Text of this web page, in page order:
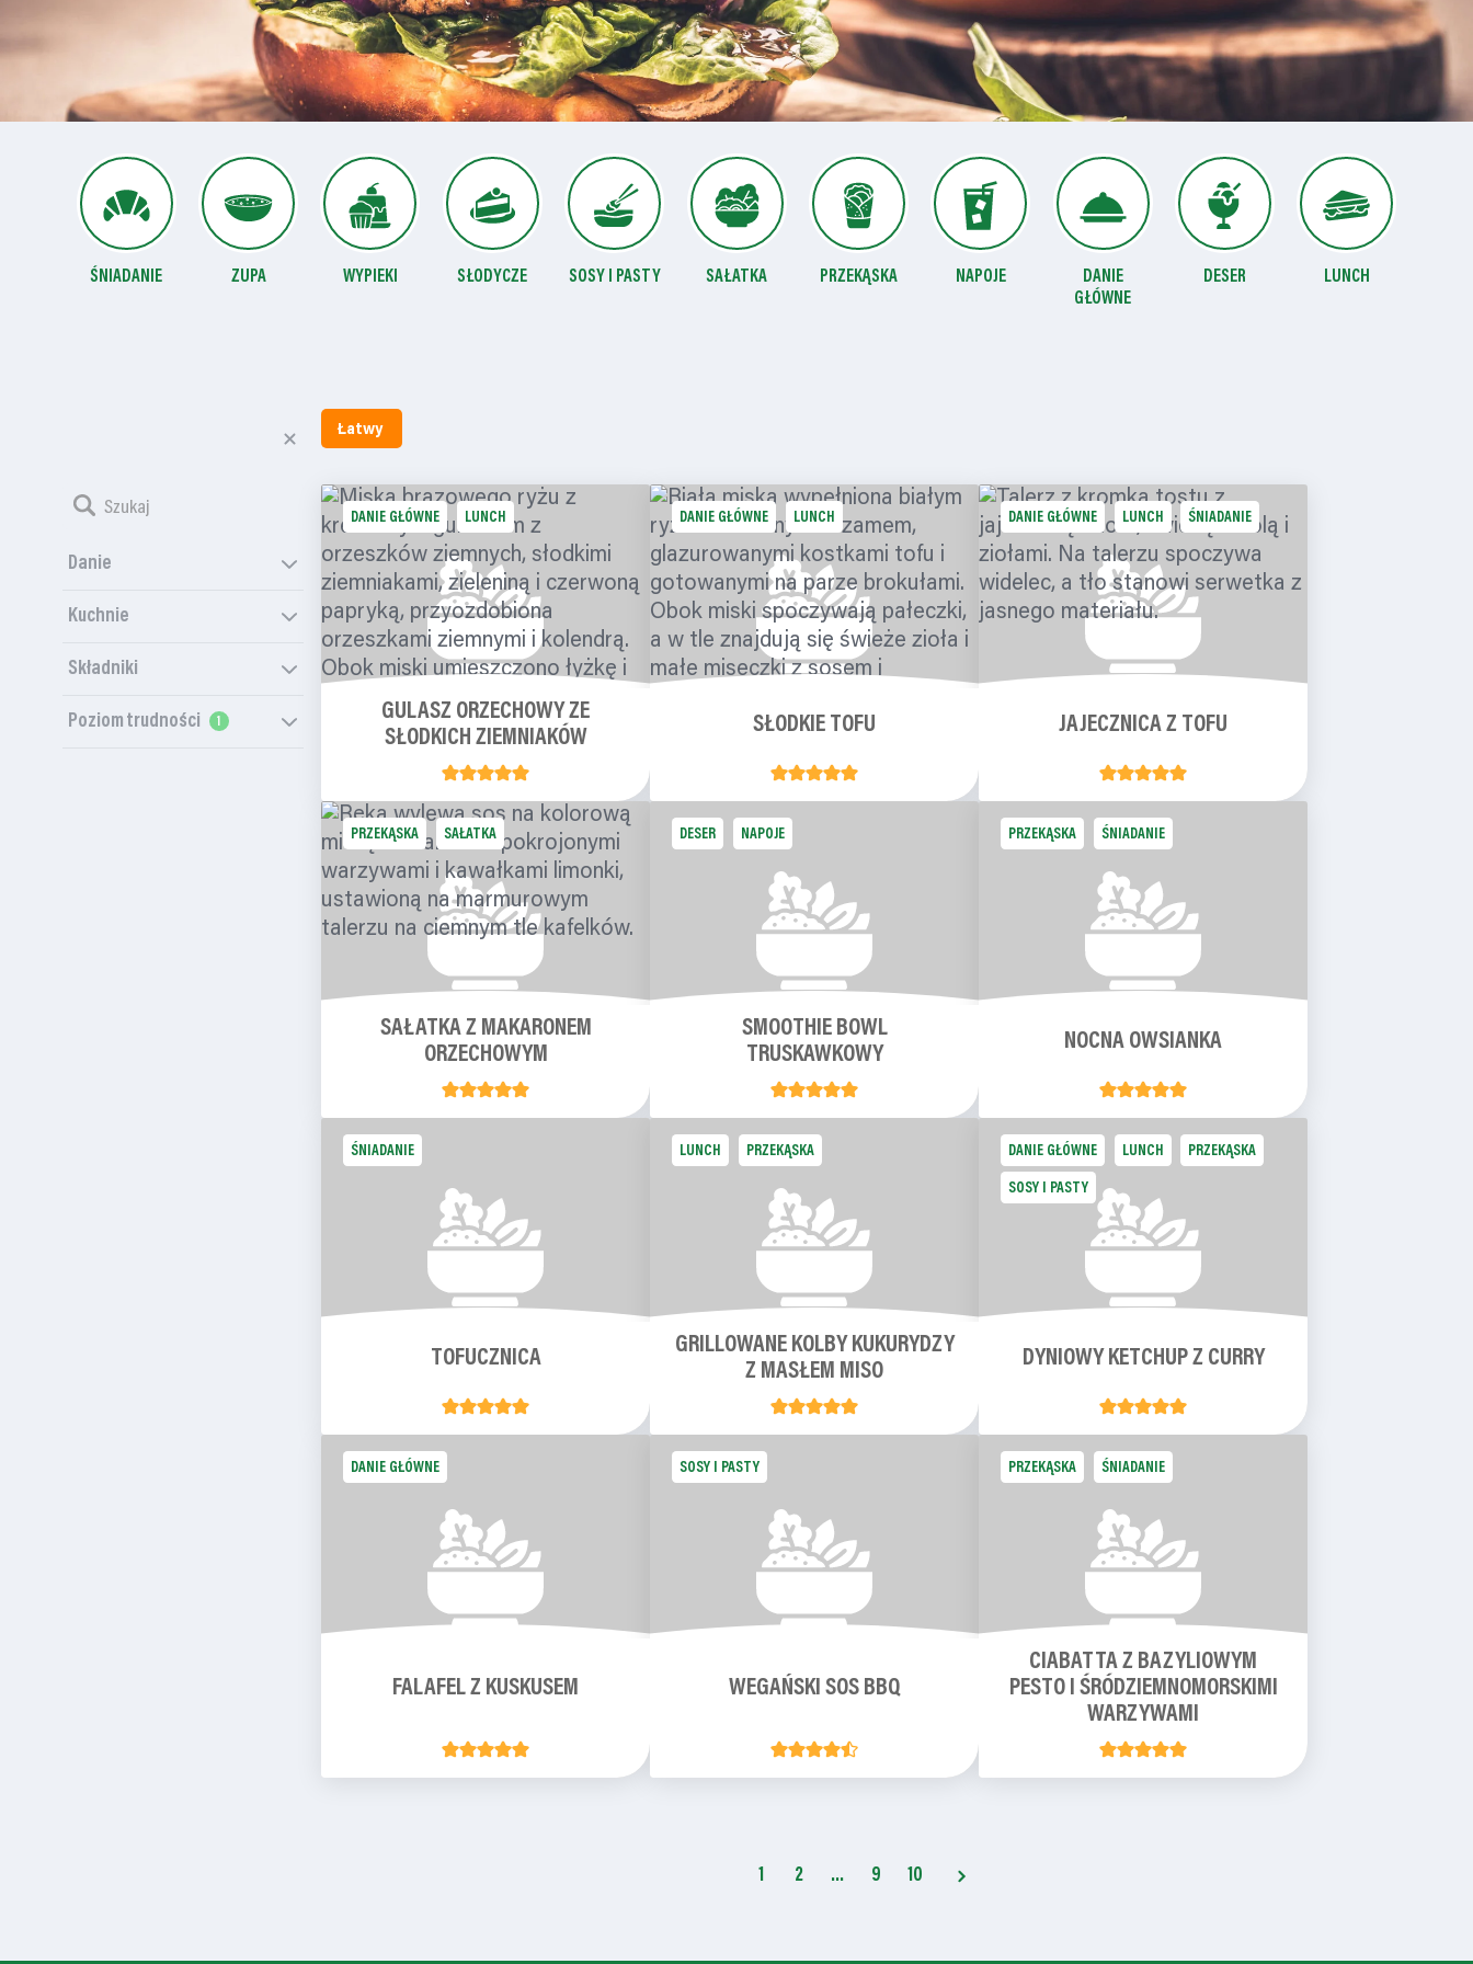
ŚNIADANIE ZUPA WYPIEKI SŁODYCZE SOSY I PASTY SAŁATKA PRZEKĄSKA NAPOJE
DANIE
GŁÓWNE
DESER LUNCH
Danie
Kuchnie
Składniki
Poziom trudności
Łatwy
DANIE GŁÓWNE LUNCH
GULASZ ORZECHOWY ZE
SŁODKICH ZIEMNIAKÓW
DANIE GŁÓWNE LUNCH
SŁODKIE TOFU
DANIE GŁÓWNE LUNCH ŚNIADANIE
JAJECZNICA Z TOFU
PRZEKĄSKA SAŁATKA
SAŁATKA Z MAKARONEM
ORZECHOWYM
DESER NAPOJE
SMOOTHIE BOWL
TRUSKAWKOWY
PRZEKĄSKA ŚNIADANIE
NOCNA OWSIANKA
ŚNIADANIE
TOFUCZNICA
LUNCH PRZEKĄSKA
GRILLOWANE KOLBY KUKURYDZY
Z MASŁEM MISO
DANIE GŁÓWNE LUNCH PRZEKĄSKA
SOSY I PASTY
DYNIOWY KETCHUP Z CURRY
DANIE GŁÓWNE
FALAFEL Z KUSKUSEM
SOSY I PASTY
WEGAŃSKI SOS BBQ
PRZEKĄSKA ŚNIADANIE
CIABATTA Z BAZYLIOWYM
PESTO I ŚRÓDZIEMNOMORSKIMI
WARZYWAMI
1 2 … 9 10